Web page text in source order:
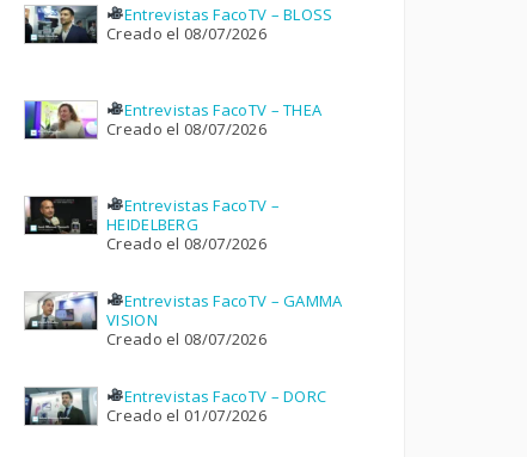
Entrevistas FacoTV – BLOSS
Creado el 08/07/2026
Entrevistas FacoTV – THEA
Creado el 08/07/2026
Entrevistas FacoTV –
HEIDELBERG
Creado el 08/07/2026
Entrevistas FacoTV – GAMMA
VISION
Creado el 08/07/2026
Entrevistas FacoTV – DORC
Creado el 01/07/2026